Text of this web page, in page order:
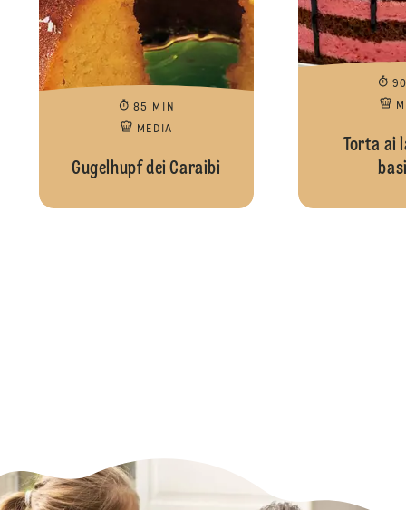
85 MIN
MEDIA
Gugelhupf dei Caraibi
Torta ai